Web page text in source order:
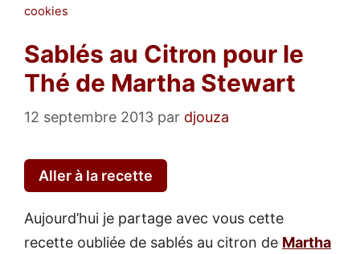
cookies
Sablés au Citron pour le
Thé de Martha Stewart
12 septembre 2013 par djouza
Aller à la recette
Aujourd’hui je partage avec vous cette
recette oubliée de sablés au citron de Martha